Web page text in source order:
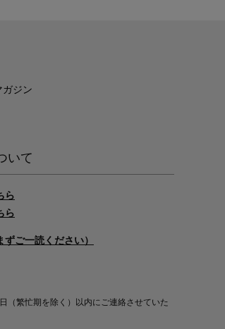
ガジン
いて
ら
ら
ご一読ください）
（繁忙期を除く）以内にご連絡させていた